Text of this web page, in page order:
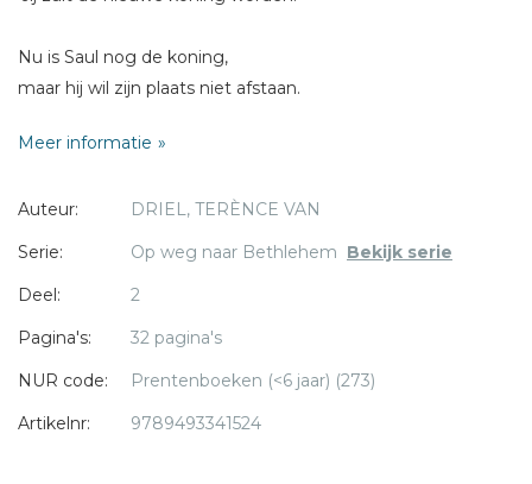
Nu is Saul nog de koning,
maar hij wil zijn plaats niet afstaan.
Zal hij ooit koning worden, zoals God hem beloofde?
Koning is het tweede deel uit de
Meer informatie
Auteur:
DRIEL, TERÈNCE VAN
Serie:
Op weg naar Bethlehem Bekijk serie
Deel:
2
Pagina's:
32 pagina's
NUR code:
Prentenboeken (<6 jaar) (273)
Artikelnr:
9789493341524
Bericht *
* = verplicht